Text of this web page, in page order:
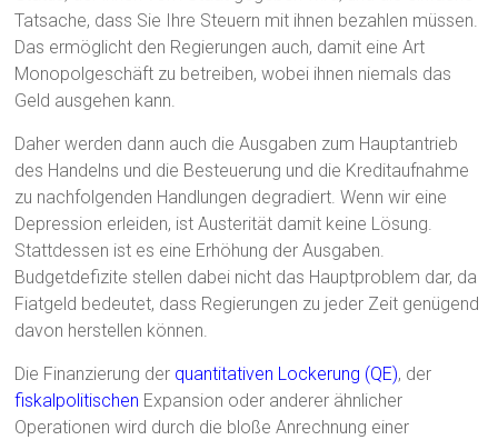
Tatsache, dass Sie Ihre Steuern mit ihnen bezahlen müssen.
Das ermöglicht den Regierungen auch, damit eine Art
Monopolgeschäft zu betreiben, wobei ihnen niemals das
Geld ausgehen kann.
Daher werden dann auch die Ausgaben zum Hauptantrieb
des Handelns und die Besteuerung und die Kreditaufnahme
zu nachfolgenden Handlungen degradiert. Wenn wir eine
Depression erleiden, ist Austerität damit keine Lösung.
Stattdessen ist es eine Erhöhung der Ausgaben.
Budgetdefizite stellen dabei nicht das Hauptproblem dar, da
Fiatgeld bedeutet, dass Regierungen zu jeder Zeit genügend
davon herstellen können.
Die Finanzierung der quantitativen Lockerung (QE), der
fiskalpolitischen Expansion oder anderer ähnlicher
Operationen wird durch die bloße Anrechnung einer